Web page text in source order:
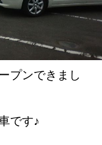
プンできまし
です♪